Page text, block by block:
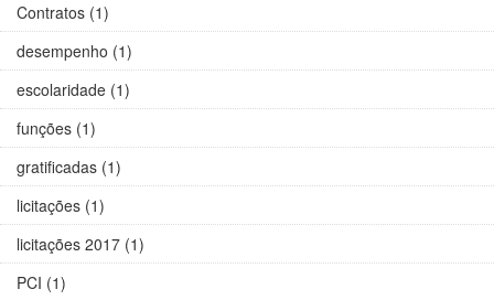
Contratos (1)
desempenho (1)
escolaridade (1)
funções (1)
gratificadas (1)
licitações (1)
licitações 2017 (1)
PCI (1)